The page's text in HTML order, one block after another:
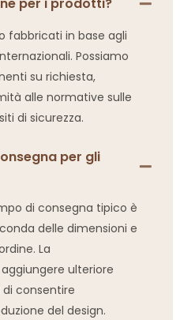
fabbricati in base agli
Possiamo
su richiesta,
alle normative sulle
di sicurezza.
per gli
di consegna tipico è
delle dimensioni e
La
ulteriore
consentire
del design.